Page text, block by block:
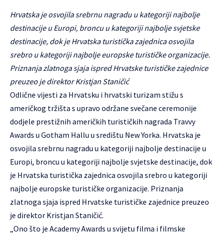
Hrvatska je osvojila srebrnu nagradu u kategoriji najbolje
destinacije u Europi, broncu u kategoriji najbolje svjetske
destinacije, dok je Hrvatska turistička zajednica osvojila
srebro u kategoriji najbolje europske turističke organizacije.
Priznanja zlatnoga sjaja ispred Hrvatske turističke zajednice
preuzeo je direktor Kristjan Staničić
Odlične vijesti za Hrvatsku i hrvatski turizam stižu s
američkog tržišta s upravo održane svečane ceremonije
dodjele prestižnih američkih turističkih nagrada Travvy
Awards u Gotham Hallu u središtu New Yorka. Hrvatska je
osvojila srebrnu nagradu u kategoriji najbolje destinacije u
Europi, broncu u kategoriji najbolje svjetske destinacije, dok
je Hrvatska turistička zajednica osvojila srebro u kategoriji
najbolje europske turističke organizacije. Priznanja
zlatnoga sjaja ispred Hrvatske turističke zajednice preuzeo
je direktor Kristjan Staničić.
„Ono što je Academy Awards u svijetu filma i filmske